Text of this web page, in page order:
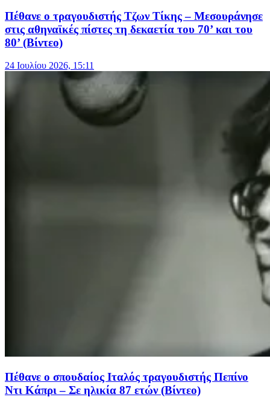
Πέθανε ο τραγουδιστής Τζων Τίκης – Μεσουράνησε
στις αθηναϊκές πίστες τη δεκαετία του 70’ και του
80’ (Βίντεο)
24 Ιουλίου 2026, 15:11
Πέθανε ο σπουδαίος Ιταλός τραγουδιστής Πεπίνο
Ντι Κάπρι – Σε ηλικία 87 ετών (Βίντεο)